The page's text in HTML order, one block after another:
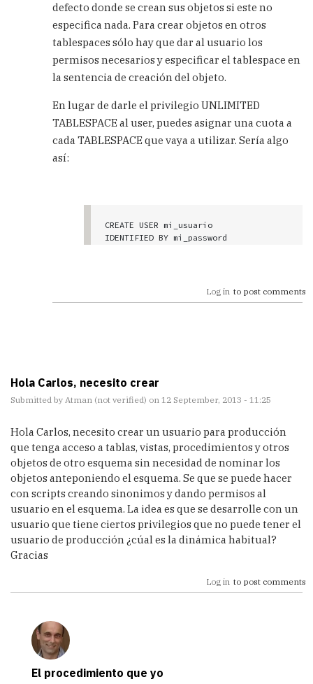
[quote=OMARE]Gran
post,
tengo
OMARE
defecto donde se crean sus objetos si este no
especifica nada. Para crear objetos en otros
tablespaces sólo hay que dar al usuario los
permisos necesarios y especificar el tablespace en
la sentencia de creación del objeto.
En lugar de darle el privilegio UNLIMITED
TABLESPACE al user, puedes asignar una cuota a
cada TABLESPACE que vaya a utilizar. Sería algo
así:
CREATE USER mi_usuario
IDENTIFIED BY mi_password
Log in to post comments
Hola Carlos, necesito crear
Submitted by Atman (not verified) on 12 September, 2013 - 11:25
Hola Carlos, necesito crear un usuario para producción
que tenga acceso a tablas, vistas, procedimientos y otros
objetos de otro esquema sin necesidad de nominar los
objetos anteponiendo el esquema. Se que se puede hacer
con scripts creando sinonimos y dando permisos al
usuario en el esquema. La idea es que se desarrolle con un
usuario que tiene ciertos privilegios que no puede tener el
usuario de producción ¿cúal es la dinámica habitual?
Gracias
Log in to post comments
El procedimiento que yo